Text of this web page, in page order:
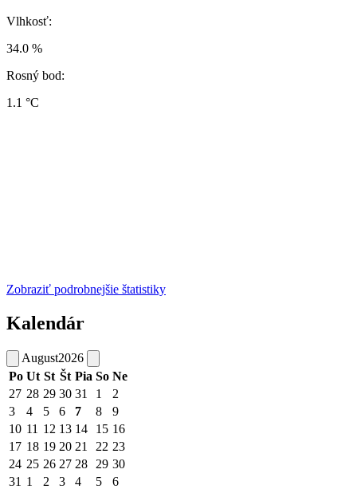
Vlhkosť:
34.0 %
Rosný bod:
1.1 °C
Zobraziť podrobnejšie štatistiky
Kalendár
August2026
Po Ut St Št Pia So Ne
27 28 29 30 31 1
2
3
4 5 6 7 8
9
10 11 12 13 14 15 16
17 18 19 20 21 22 23
24 25 26 27 28 29 30
31 1 2 3 4 5 6